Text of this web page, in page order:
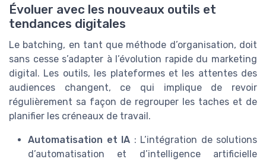
Évoluer avec les nouveaux outils et
tendances digitales
Le batching, en tant que méthode d’organisation, doit
sans cesse s’adapter à l’évolution rapide du marketing
digital. Les outils, les plateformes et les attentes des
audiences changent, ce qui implique de revoir
régulièrement sa façon de regrouper les taches et de
planifier les créneaux de travail.
Automatisation et IA : L’intégration de solutions
d’automatisation et d’intelligence artificielle